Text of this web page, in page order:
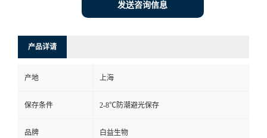
发送咨询信息
产品详请
产地 上海
保存条件 2-8℃防潮避光保存
品牌 白益生物